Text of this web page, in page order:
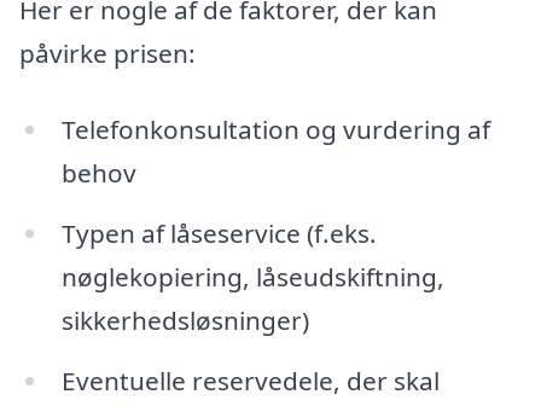
Her er nogle af de faktorer, der kan
påvirke prisen:
Telefonkonsultation og vurdering af
behov
Typen af låseservice (f.eks.
nøglekopiering, låseudskiftning,
sikkerhedsløsninger)
Eventuelle reservedele, der skal